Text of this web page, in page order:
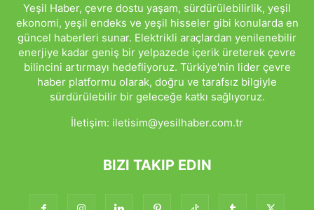
Yeşil Haber, çevre dostu yaşam, sürdürülebilirlik, yeşil
ekonomi, yeşil endeks ve yeşil hisseler gibi konularda en
güncel haberleri sunar. Elektrikli araçlardan yenilenebilir
enerjiye kadar geniş bir yelpazede içerik üreterek çevre
bilincini artırmayı hedefliyoruz. Türkiye'nin lider çevre
haber platformu olarak, doğru ve tarafsız bilgiyle
sürdürülebilir bir geleceğe katkı sağlıyoruz.
İletişim: iletisim@yesilhaber.com.tr
BIZI TAKIP EDIN